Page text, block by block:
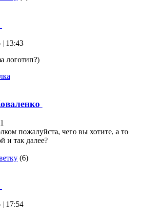
| 13:43
логотип?)
пожалуйста, чего вы хотите, а то
и так далее?
(6)
| 17:54